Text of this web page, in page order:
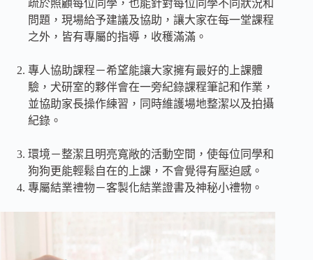
疏於照顧每位同學，也能針對每位同學不同狀況和
問題，現場給予建議及協助，讓大家在每一堂課程
之外，皆有專屬的指導，收穫滿滿。
專人協助課程－希望能讓大家擁有最好的上課體
驗，犬研室的夥伴會在一旁紀錄課程筆記和作業，
並協助家長操作練習，同時維護場地整潔以及拍攝
紀錄。
環境－整潔且明亮寬敞的活動空間，使每位同學和
狗狗更能輕鬆自在的上課，不會覺得有壓迫感。
專屬結業禮物－客製化結業證書及神秘小禮物。